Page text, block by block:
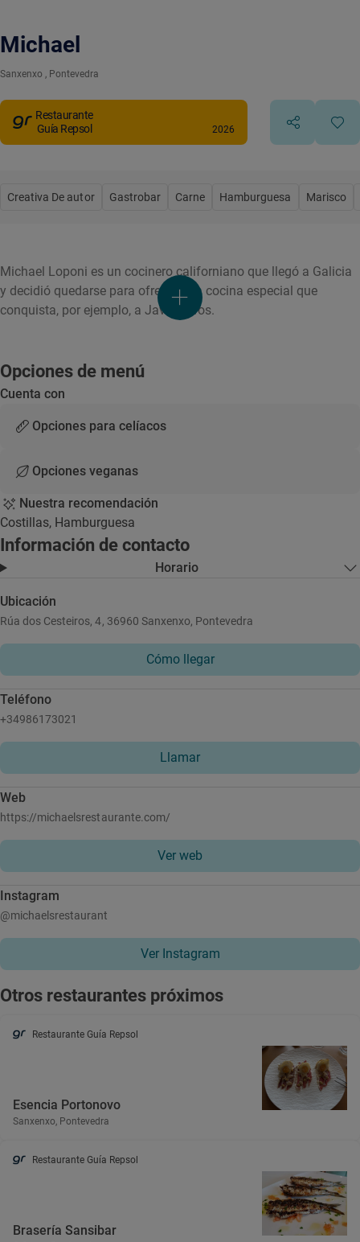
Michael
Sanxenxo , Pontevedra
Restaurante
Guía Repsol
2026
Creativa De autor Gastrobar Carne Hamburguesa Marisco
Michael Loponi es un cocinero californiano que llegó a Galicia
y decidió quedarse para ofrecer una cocina especial que
conquista, por ejemplo, a Javi Olleros.
Opciones de menú
Cuenta con
Opciones para celíacos
Opciones veganas
Nuestra recomendación
Costillas, Hamburguesa
Información de contacto
Horario
Ubicación
Rúa dos Cesteiros, 4, 36960 Sanxenxo, Pontevedra
Cómo llegar
Teléfono
+34986173021
Llamar
Web
https://michaelsrestaurante.com/
Ver web
Instagram
@michaelsrestaurant
Ver Instagram
Otros restaurantes próximos
Restaurante Guía Repsol
Esencia Portonovo
Sanxenxo, Pontevedra
Restaurante Guía Repsol
Brasería Sansibar